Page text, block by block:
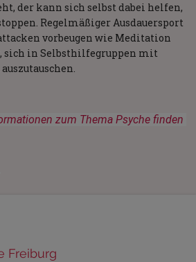
der kann sich selbst dabei helfen,
Regelmäßiger Ausdauersport
vorbeugen wie Meditation
sich in Selbsthilfegruppen mit
zum Thema Psyche finden
Freiburg